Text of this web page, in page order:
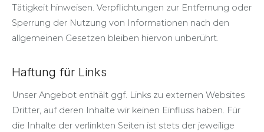
Tätigkeit hinweisen. Verpflichtungen zur Entfernung oder
Sperrung der Nutzung von Informationen nach den
allgemeinen Gesetzen bleiben hiervon unberührt.
Haftung für Links
Unser Angebot enthält ggf. Links zu externen Websites
Dritter, auf deren Inhalte wir keinen Einfluss haben. Für
die Inhalte der verlinkten Seiten ist stets der jeweilige